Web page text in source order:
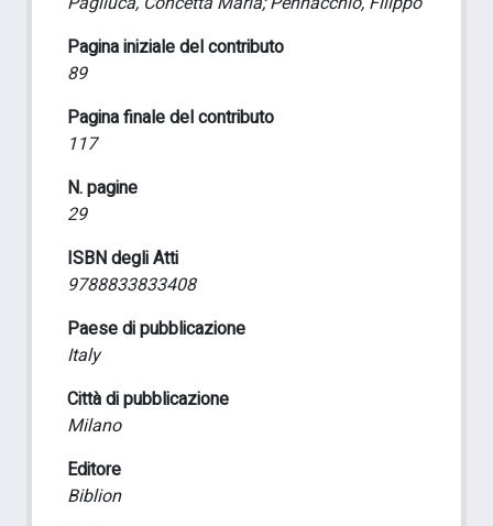
Pagina iniziale del contributo
89
Pagina finale del contributo
117
N. pagine
29
ISBN degli Atti
9788833833408
Paese di pubblicazione
Italy
Città di pubblicazione
Milano
Editore
Biblion